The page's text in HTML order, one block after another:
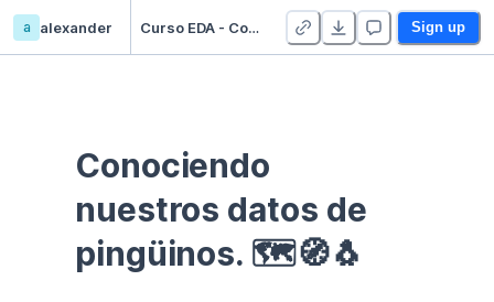
a alexander Curso EDA - Communication - Duplicate Sign up
Conociendo
nuestros datos de
pingüinos. 🗺🧭🐧